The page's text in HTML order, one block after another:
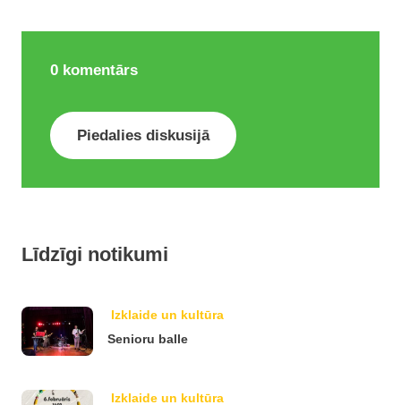
0 komentārs
Piedalies diskusijā
Līdzīgi notikumi
Izklaide un kultūra
Senioru balle
Izklaide un kultūra